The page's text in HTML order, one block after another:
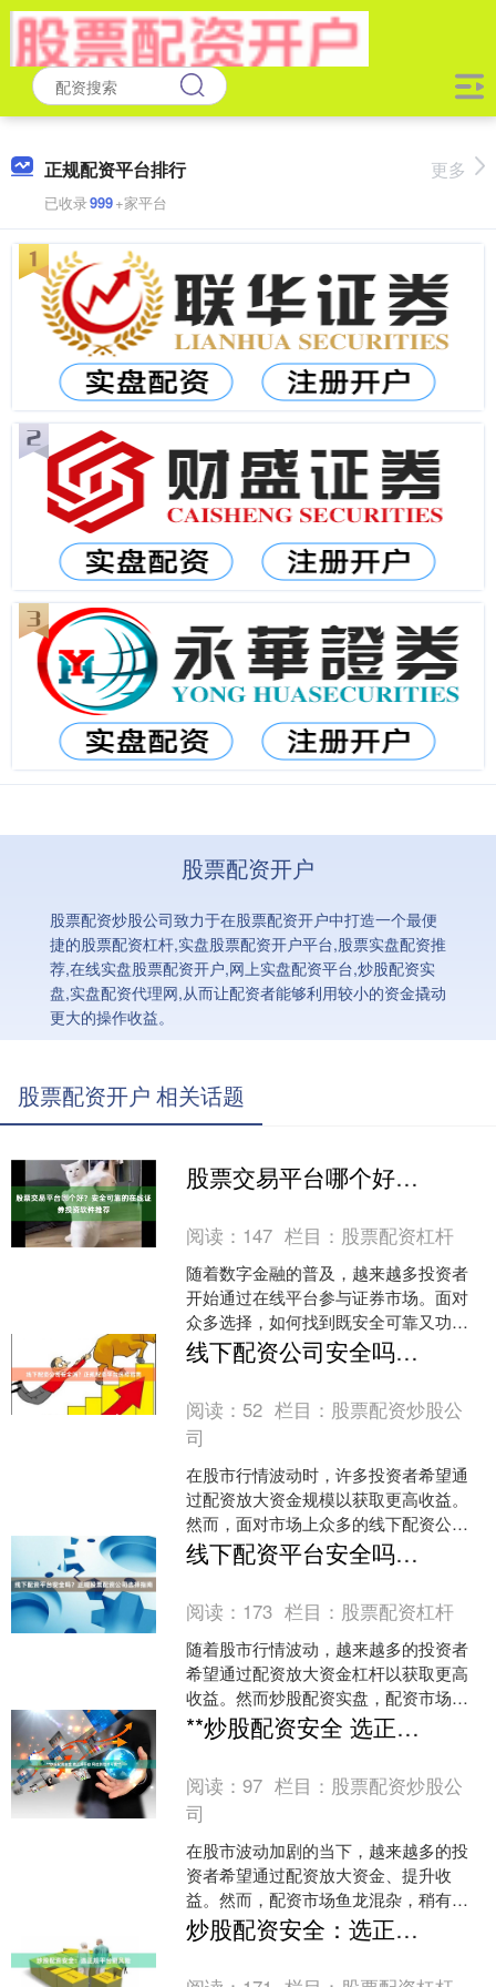
正规配资平台排行
已收录999+家平台
更多
股票配资开户
股票配资炒股公司致力于在股票配资开户中打造一个最便
捷的股票配资杠杆,实盘股票配资开户平台,股票实盘配资推
荐,在线实盘股票配资开户,网上实盘配资平台,炒股配资实
盘,实盘配资代理网,从而让配资者能够利用较小的资金撬动
更大的操作收益。
股票配资开户 相关话题
股票交易平台哪个好？安全可靠的在线证券投资软件推荐
阅读： 147 栏目： 股票配资杠杆
随着数字金融的普及，越来越多投资者
开始通过在线平台参与证券市场。面对
众多选择，如何找到既安全可靠又功能
强大的股票交易平台？本文将为您详细
解析，并推荐几款备受认可....
线下配资公司安全吗？正规配资平台选择指南
阅读： 52 栏目： 股票配资炒股公
司
在股市行情波动时，许多投资者希望通
过配资放大资金规模以获取更高收益。
然而，面对市场上众多的线下配资公
司，许多投资者不禁会问：**线下配资公
司安全吗？** 本文将....
线下配资平台安全吗？正规股票配资公司选择指南
阅读： 173 栏目： 股票配资杠杆
随着股市行情波动，越来越多的投资者
希望通过配资放大资金杠杆以获取更高
收益。然而炒股配资实盘，配资市场鱼
龙混杂，尤其是线下配资平台的安全性
备受关注。本文将深入探讨....
**炒股配资安全 选正规平台 风控到位才可靠**
阅读：97 栏目： 股票配资炒股公
司
在股市波动加剧的当下，越来越多的投
资者希望通过配资放大资金、提升收
益。然而，配资市场鱼龙混杂，稍有不
慎就可能陷入资金风险。**炒股配资安全
**，始终是投资者最关....
炒股配资安全：选正规平台避风险